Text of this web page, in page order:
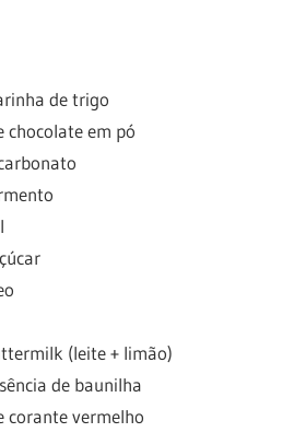
de trigo
chocolate em pó
(leite + limão)
de baunilha
corante vermelho